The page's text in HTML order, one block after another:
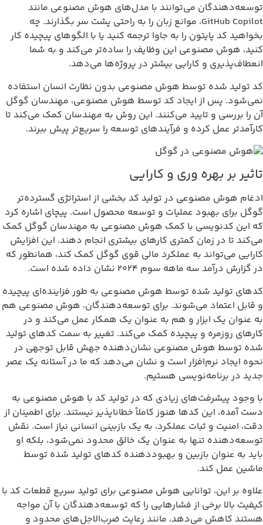
می‌توانند با مدل‌های هوش مصنوعی مانند
GitHub Copilot، موانع زبان را به راحتی پشت سر بگذارند. چه
کد پایتون را به جاوا ترجمه کنید یا با الگوهای پیچیده کار
هوش مصنوعی این وظایف را ساده‌تر می‌کند و به شما
و کارایی بیشتر در پروژه‌ها می‌دهد.
تولید شده توسط هوش مصنوعی بدون نظارت انسان استفاده
پس از ایجاد کد توسط هوش مصنوعی، مهندسان گوگل
را بررسی و تایید می‌کنند. این روش به مهندسان کمک می‌کند تا
عمل کرده و فرآیندهای توسعه را سریع‌تر پیش ببرند.
بر بهره وری و کارایی
هوش مصنوعی در تولید کد بخشی از استراتژی گسترده‌تر
برای بهبود عملیات و توسعه محصول است. پیچای اشاره کرد
این کدنویسی با کمک هوش مصنوعی به مهندسان گوگل کمک
تا در زمان کمتری کارهای بیشتری انجام دهند. این افزایش
می‌تواند به عملکرد مالی قوی گوگل کمک کند، همانطور که
گزارش درآمد سه ماهه سوم 2024 نشان داده شده است.
تولید شده توسط هوش مصنوعی به طور فزاینده‌ای پیچیده
قابل اعتماد می‌شوند. برای توسعه‌دهندگان، هوش مصنوعی هم
عنوان یک ابزار و هم به عنوان یک همکار عمل می‌کند و در
روزمره و پیچیده کمک می‌کند. تغییر به سمت کدهای تولید
توسط هوش مصنوعی نشان‌دهنده جهش قابل توجهی در
ایجاد نرم‌افزار است و نشان می‌دهد که ما در آستانه یک عصر
در برنامه‌نویسی هستیم.
وجود پیشرفت‌های زیادی که در تولید کد با هوش مصنوعی به
آمده، این کدها هنوز کاملاً خطاناپذیر نیستند. برای اطمینان از
امنیت و ثبات عملکرد، به یک بازبینی انسانی نیاز است. نقش
تنها به عنوان یک خالق محدود نمی‌شود، بلکه او
به عنوان بازبین و بهبوددهنده کدهای تولید شده توسط
عمل کند.
بر این، توانایی هوش مصنوعی برای تولید سریع قطعات کد با
بالا برخی از فشارهایی را که توسعه‌دهندگان با آن مواجه
کاهش می‌دهد، مانند رعایت ضرب‌الاجل‌های محدود و